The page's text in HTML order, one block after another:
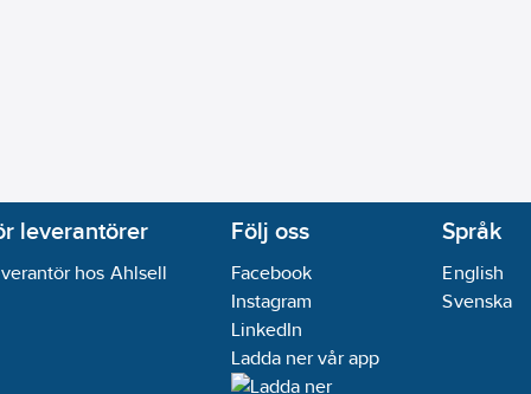
leverantörer
hos Ahlsell
Följ oss
Facebook
Instagram
LinkedIn
Ladda ner vår app
Språk
English
Svenska